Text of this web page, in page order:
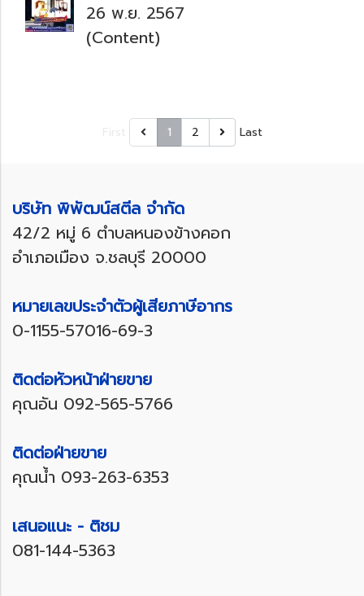
26 พ.ย. 2567
(Content)
1 2 Last
บริษัท พิพัฒน์สตีล จำกัด
42/2 หมู่ 6 ตำบลหนองข้างคอก
อำเภอเมือง จ.ชลบุรี 20000
หมายเลขประจำตัวผู้เสียภาษีอากร
0-1155-57016-69-3
ติดต่อหัวหน้าฝ่ายขาย
คุณอัน 092-565-5766
ติดต่อฝ่ายขาย
คุณน้ำ 093-263-6353
เสนอแนะ - ติชม
081-144-5363